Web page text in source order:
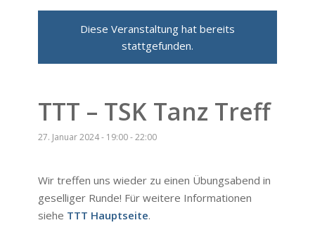
Diese Veranstaltung hat bereits
stattgefunden.
TTT – TSK Tanz Treff
27. Januar 2024 - 19:00-22:00
Wir treffen uns wieder zu einen Übungsabend in
geselliger Runde! Für weitere Informationen
siehe TTT Hauptseite.